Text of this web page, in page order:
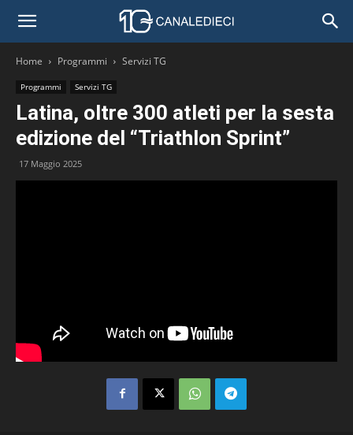
Home Programmi Servizi TG
Programmi Servizi TG
Latina, oltre 300 atleti per la sesta
edizione del “Triathlon Sprint”
17 Maggio 2025